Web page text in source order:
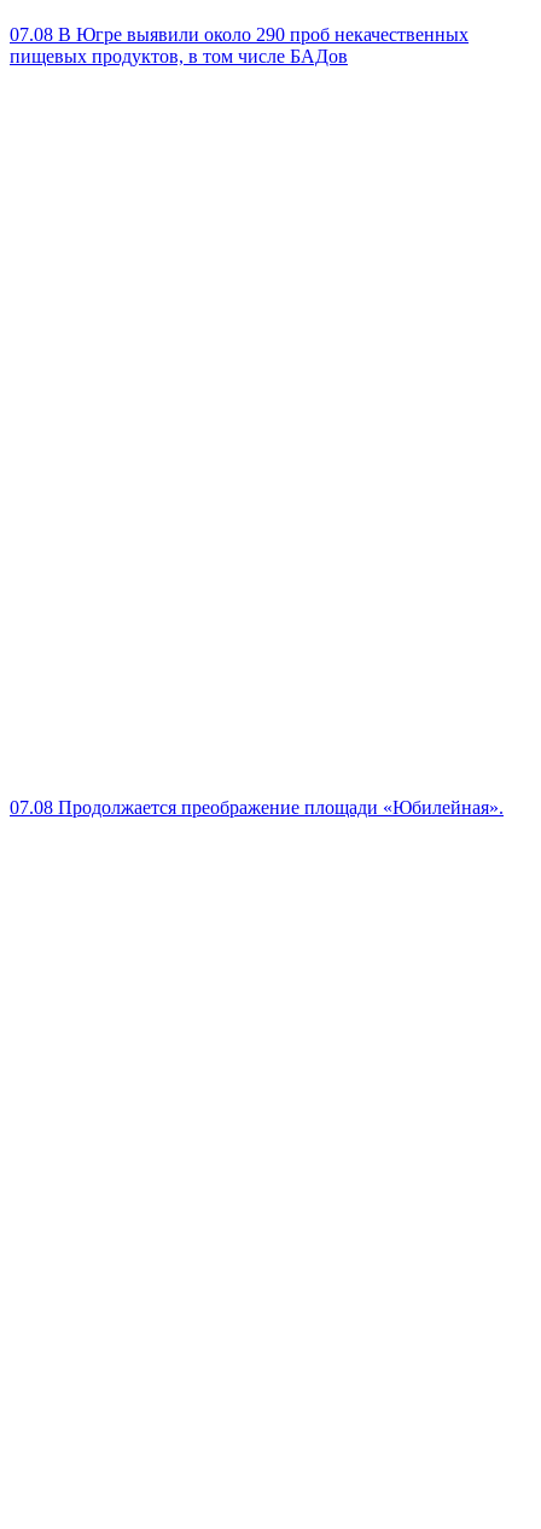
07.08 В Югре выявили около 290 проб некачественных
пищевых продуктов, в том числе БАДов
07.08 Продолжается преображение площади «Юбилейная».